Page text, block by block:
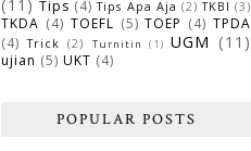
(11) Tips (4) Tips Apa Aja (2) TKBI (3)
TKDA (4) TOEFL (5) TOEP (4) TPDA
(4) Trick (2) Turnitin (1) UGM (11)
ujian (5) UKT (4)
POPULAR POSTS